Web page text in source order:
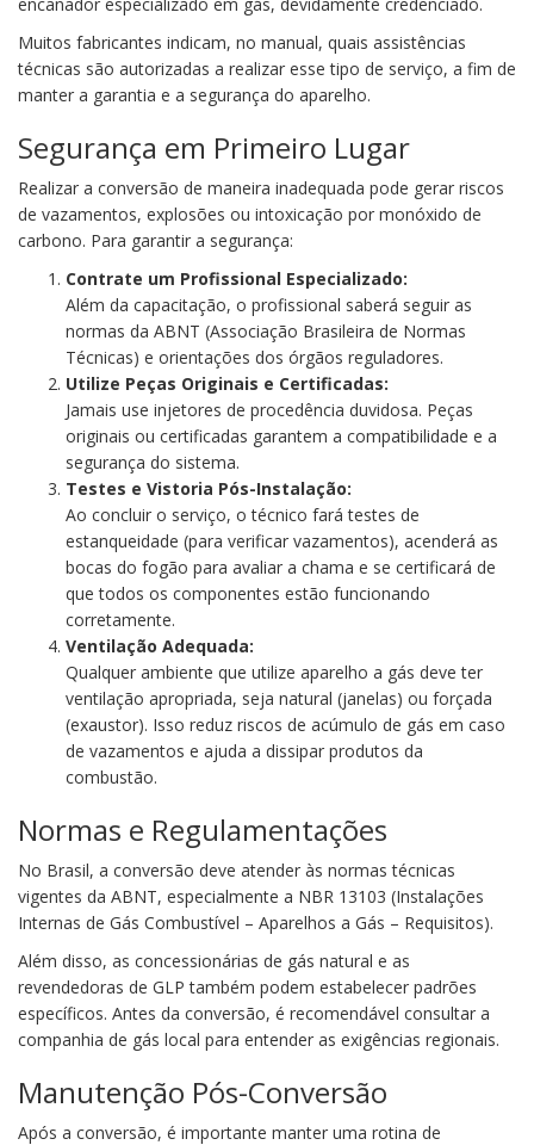
Muitos fabricantes indicam, no manual, quais assistências
técnicas são autorizadas a realizar esse tipo de serviço, a fim de
manter a garantia e a segurança do aparelho.
Segurança em Primeiro Lugar
Realizar a conversão de maneira inadequada pode gerar riscos
de vazamentos, explosões ou intoxicação por monóxido de
carbono. Para garantir a segurança:
Contrate um Profissional Especializado:
Além da capacitação, o profissional saberá seguir as
normas da ABNT (Associação Brasileira de Normas
Técnicas) e orientações dos órgãos reguladores.
Utilize Peças Originais e Certificadas:
Jamais use injetores de procedência duvidosa. Peças
originais ou certificadas garantem a compatibilidade e a
segurança do sistema.
Testes e Vistoria Pós-Instalação:
Ao concluir o serviço, o técnico fará testes de
estanqueidade (para verificar vazamentos), acenderá as
bocas do fogão para avaliar a chama e se certificará de
que todos os componentes estão funcionando
corretamente.
Ventilação Adequada:
Qualquer ambiente que utilize aparelho a gás deve ter
ventilação apropriada, seja natural (janelas) ou forçada
(exaustor). Isso reduz riscos de acúmulo de gás em caso
de vazamentos e ajuda a dissipar produtos da
combustão.
Normas e Regulamentações
No Brasil, a conversão deve atender às normas técnicas
vigentes da ABNT, especialmente a NBR 13103 (Instalações
Internas de Gás Combustível – Aparelhos a Gás – Requisitos).
Além disso, as concessionárias de gás natural e as
revendedoras de GLP também podem estabelecer padrões
específicos. Antes da conversão, é recomendável consultar a
companhia de gás local para entender as exigências regionais.
Manutenção Pós-Conversão
Após a conversão, é importante manter uma rotina de